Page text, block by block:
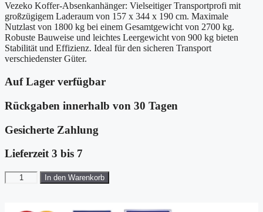
Vezeko Koffer-Absenkanhänger: Vielseitiger Transportprofi mit
großzügigem Laderaum von 157 x 344 x 190 cm. Maximale
Nutzlast von 1800 kg bei einem Gesamtgewicht von 2700 kg.
Robuste Bauweise und leichtes Leergewicht von 900 kg bieten
Stabilität und Effizienz. Ideal für den sicheren Transport
verschiedenster Güter.
Auf Lager verfügbar
Rückgaben innerhalb von 30 Tagen
Gesicherte Zahlung
Lieferzeit 3 bis 7
Vezeko
Koffer-
In den Warenkorb